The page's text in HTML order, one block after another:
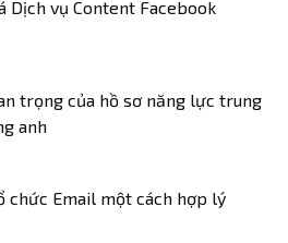
Dịch vụ Content Facebook
trọng của hồ sơ năng lực trung
anh
chức Email một cách hợp lý